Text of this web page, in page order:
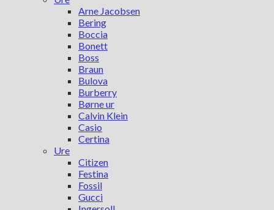
Arne Jacobsen
Bering
Boccia
Bonett
Boss
Braun
Bulova
Burberry
Børne ur
Calvin Klein
Casio
Certina
Ure
Citizen
Festina
Fossil
Gucci